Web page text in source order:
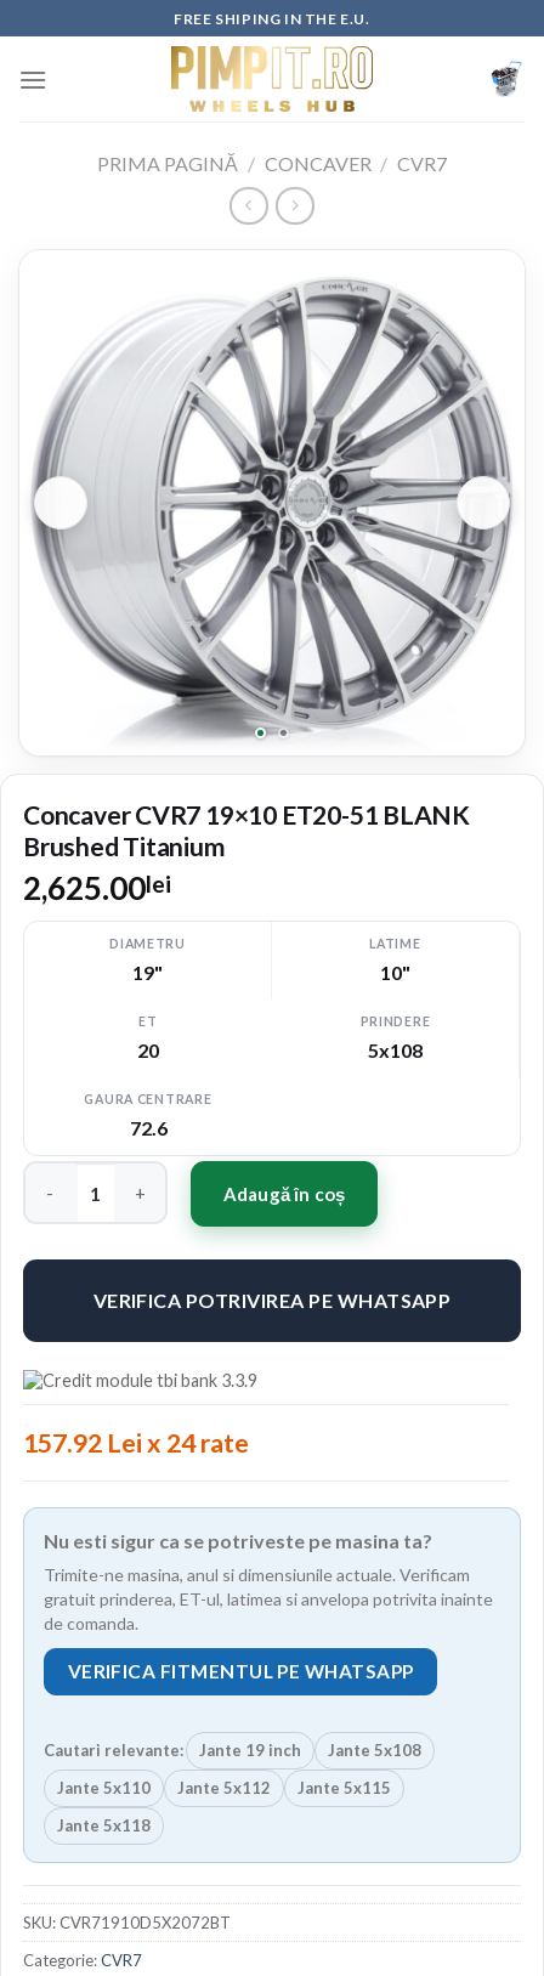
to
content
FREE SHIPING IN THE E.U.
PRIMA PAGINĂ / CONCAVER / CVR7
Concaver CVR7 19×10 ET20-51 BLANK
Brushed Titanium
2,625.00lei
DIAMETRU
19"
LATIME
10"
ET
20
PRINDERE
5x108
GAURA CENTRARE
72.6
Cantitate Concaver CVR7 19x10 ET20-51 BLANK Brushed
Adaugă în coș
VERIFICA POTRIVIREA PE WHATSAPP
157.92 Lei x 24 rate
Nu esti sigur ca se potriveste pe masina ta?
Trimite-ne masina, anul si dimensiunile actuale. Verificam
gratuit prinderea, ET-ul, latimea si anvelopa potrivita inainte
de comanda.
VERIFICA FITMENTUL PE WHATSAPP
Cautari relevante: Jante 19 inch
Jante 5x108
Jante 5x110
Jante 5x112
Jante 5x115
Jante 5x118
SKU:CVR71910D5X2072BT
Categorie:CVR7